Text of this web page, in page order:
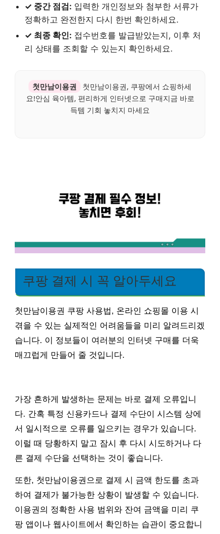
✓ 중간 점검: 입력한 개인정보와 첨부한 서류가
정확하고 완전한지 다시 한번 확인하세요.
✓ 최종 확인: 접수번호를 발급받았는지, 이후 처
리 상태를 조회할 수 있는지 확인하세요.
첫만남이용권
첫만남이용권, 쿠팡에서 쇼핑하세
요!안심 육아템, 편리하게 인터넷으로 구매지금 바로
득템 기회 놓치지 마세요
쿠팡 결제 시 꼭 알아두세요
첫만남이용권 쿠팡 사용법, 온라인 쇼핑몰 이용 시
겪을 수 있는 실제적인 어려움들을 미리 알려드리겠
습니다. 이 정보들이 여러분의 인터넷 구매를 더욱
매끄럽게 만들어 줄 것입니다.
가장 흔하게 발생하는 문제는 바로 결제 오류입니
다. 간혹 특정 신용카드나 결제 수단이 시스템 상에
서 일시적으로 오류를 일으키는 경우가 있습니다.
이럴 때 당황하지 말고 잠시 후 다시 시도하거나 다
른 결제 수단을 선택하는 것이 좋습니다.
또한, 첫만남이용권으로 결제 시 금액 한도를 초과
하여 결제가 불가능한 상황이 발생할 수 있습니다.
이용권의 정확한 사용 범위와 잔여 금액을 미리 쿠
팡 앱이나 웹사이트에서 확인하는 습관이 중요합니